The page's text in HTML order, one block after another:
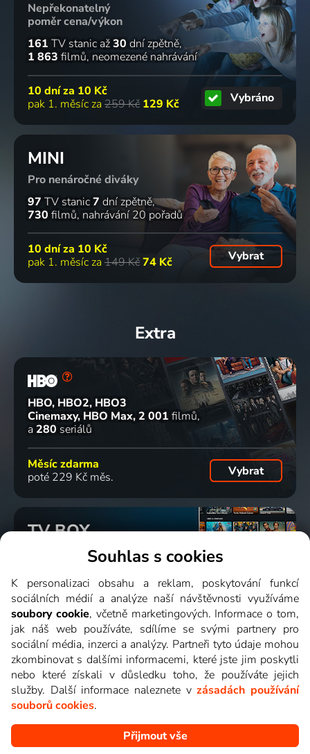
Nepřekonatelný
poměr cena/výkon
161 TV stanic až30 dní zpětně
1 863 filmů neomezené nahrávání
10 dní za 10 Kč
pak 1. měsíc za 259 Kč 129 Kč Vybráno
MINI
Pro nenáročné diváky
97 TV stanic7 dní zpětně
730 filmů nahrávání 20 pořadů
10 dní za 10 Kč
pak 1. měsíc za 149 Kč74 Kč Vybrat
Extra
HBO, HBO2, HBO3
Cinemaxy, HBO Max 2 001 filmů
a 280 seriálů
Měsíc zdarma
poté 229 Kč měs.
Vybrat
TV BOX
Slouží pro starší TV.
Ke sledování ve Smart TV
není třeba.Zjistit více
jednorázově
1 899 Kč
Vybrat
Souhlas s cookies
K personalizaci obsahu a reklam, poskytování funkcí
sociálních médií a analýze naší návštěvnosti využíváme
soubory cookie, včetně marketingových. Informace o tom,
jak náš web používáte, sdílíme se svými partnery pro
sociální média, inzerci a analýzy. Partneři tyto údaje mohou
zkombinovat s dalšími informacemi, které jste jim poskytli
nebo které získali v důsledku toho, že používáte jejich
služby. Další informace naleznete vzásadách používání
souborů cookies.
Přijmout vše